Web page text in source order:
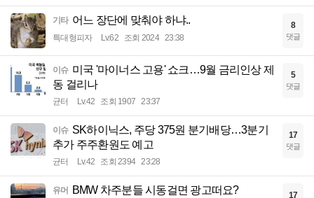
기타 어느 장단에 맞춰야 하냐..
특대형피자 Lv.62 조회 2024 23:38
8
댓글
이슈 미국 '마이너스 고용' 쇼크…9월 금리인상 제
동 걸리나
균터 Lv.42 조회 1907 23:37
5
댓글
이슈 SK하이닉스, 주당 375원 분기배당…3분기
추가 주주환원도 예고
균터 Lv.42 조회 2394 23:28
17
댓글
유머 BMW 차주분들 시동걸면 광고떠요? 17